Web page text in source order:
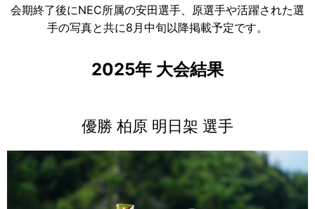
会期終了後にNEC所属の安田選手、原選手や活躍された選
手の写真と共に8月中旬以降掲載予定です。
2025年 大会結果
優勝 柏原 明日架 選手